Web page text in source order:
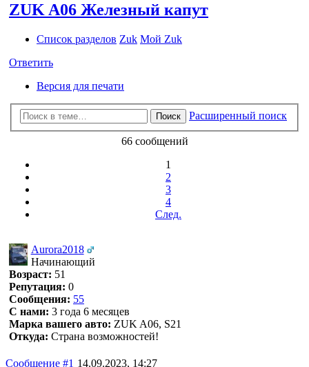
ZUK A06 Железный капут
Список разделов Zuk Мой Zuk
Ответить
Версия для печати
Поиск Расширенный поиск
66 сообщений
1
2
3
4
След.
Aurora2018
Начинающий
Возраст: 51
Репутация: 0
Сообщения: 55
С нами: 3 года 6 месяцев
Марка вашего авто: ZUK A06, S21
Откуда: Страна возможностей!
Сообщение #1 14.09.2023, 14:27